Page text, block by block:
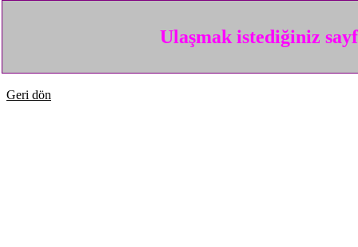
Ulaşmak istediğiniz
Geri dön